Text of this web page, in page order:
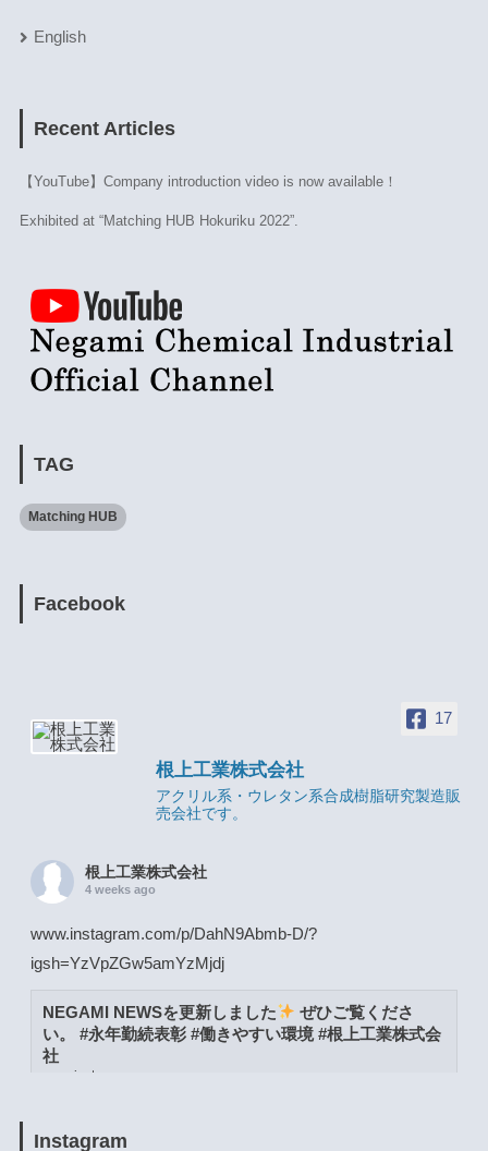
English
Recent Articles
【YouTube】Company introduction video is now available！
Exhibited at “Matching HUB Hokuriku 2022”.
TAG
Matching HUB
Facebook
17
根上工業株式会社
アクリル系・ウレタン系合成樹脂研究製造販
売会社です。
根上工業株式会社
4 weeks ago
www.instagram.com/p/DahN9Abmb-D/?
igsh=YzVpZGw5amYzMjdj
NEGAMI NEWSを更新しました
ぜひご覧くださ
い。 #永年勤続表彰 #働きやすい環境 #根上工業株式会
社
www.instagram.com
Instagram